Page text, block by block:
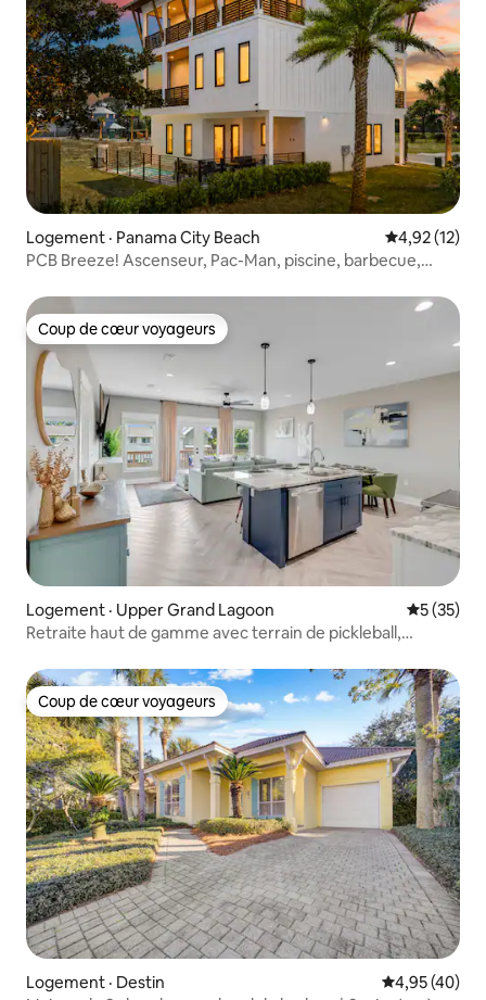
Logement · Panama City Beach Note
4,92 (12)
PCB Breeze! Ascenseur, Pac-Man, piscine, barbecue,
Coup de cœur voyageurs
Coup de cœur voyageurs
Logement · Upper Grand Lagoon Note
5 (35)
Retraite haut de gamme avec terrain de pickleball,
Coup de cœur voyageurs
Coup de cœur voyageurs
Logement · Destin Note
4,95 (40)